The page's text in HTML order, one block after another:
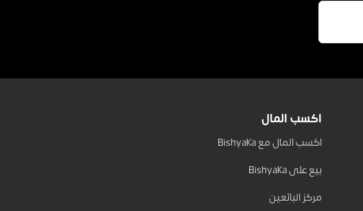
اكسب المال
اكسب المال مع Bishyaka
بيع على Bishyaka
مركز البائعين